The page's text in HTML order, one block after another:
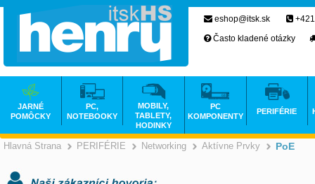
Hlavná Strana PERIFÉRIE Networking Aktívne Prvky PoE
eshop@itsk.sk
Často kladené otázky
JARNÉ
POMÔCKY
PC,
NOTEBOOKY
MOBILY,
TABLETY,
HODINKY
PC
KOMPONENTY
PERIFÉRIE